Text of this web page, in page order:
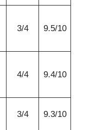
3/4 9.5/10
4/4 9.4/10
3/4 9.3/10